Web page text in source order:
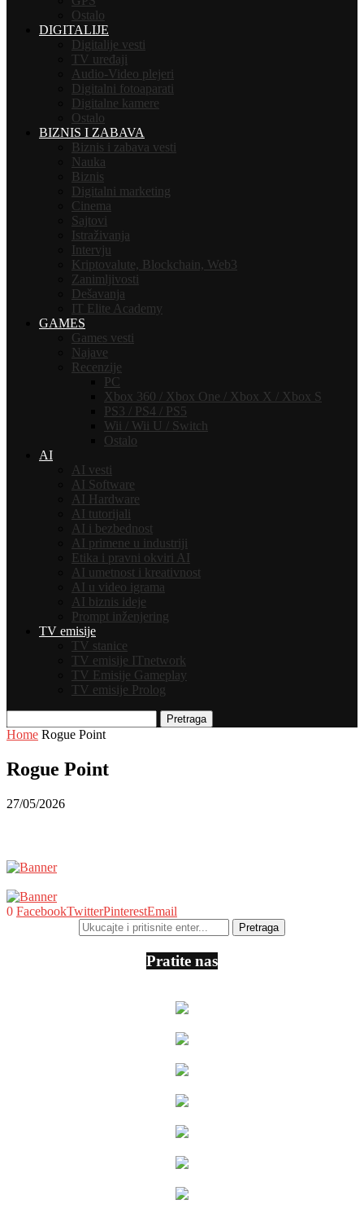
Ostalo
DIGITALIJE
Digitalije vesti
TV uređaji
Audio-Video plejeri
Digitalni fotoaparati
Digitalne kamere
Ostalo
BIZNIS I ZABAVA
Biznis i zabava vesti
Nauka
Biznis
Digitalni marketing
Cinema
Sajtovi
Istraživanja
Intervju
Kriptovalute, Blockchain, Web3
Zanimljivosti
Dešavanja
IT Elite Academy
GAMES
Games vesti
Najave
Recenzije
PC
Xbox 360 / Xbox One / Xbox X / Xbox S
PS3 / PS4 / PS5
Wii / Wii U / Switch
Ostalo
AI
AI vesti
AI Software
AI Hardware
AI tutorijali
AI i bezbednost
AI primene u industriji
Etika i pravni okviri AI
AI umetnost i kreativnost
AI u video igrama
AI biznis ideje
Prompt inženjering
TV emisije
TV stanice
TV emisije ITnetwork
TV Emisije Gameplay
TV emisije Prolog
Pretraga
Home Rogue Point
Rogue Point
27/05/2026
0 FacebookTwitterPinterestEmail
Pratite nas